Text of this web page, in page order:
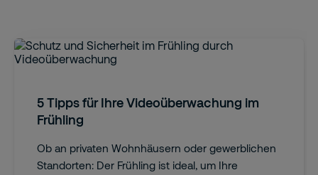
5 Tipps für Ihre Videoüberwachung im
Frühling
Ob an privaten Wohnhäusern oder gewerblichen
Standorten: Der Frühling ist ideal, um Ihre